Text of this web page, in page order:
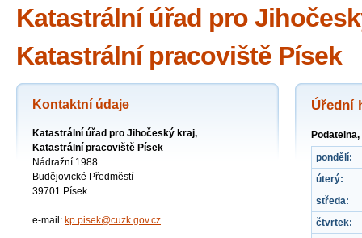
Katastrální úřad pro
Katastrální pracoviště Písek
Úřední
pondělí:
úterý:
středa:
čtvrtek:
Kontaktní údaje
Katastrální úřad pro Jihočeský kraj,
Katastrální pracoviště Písek
Nádražní 1988
Budějovické Předměstí
39701 Písek
e-mail: kp.pisek@cuzk.gov.cz